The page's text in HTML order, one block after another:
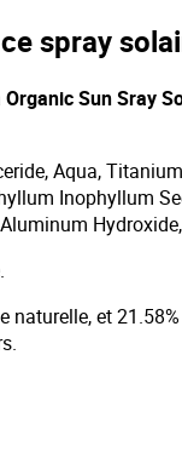
spray
Sun Sray
Aqua,
Inophyllum
naturelle, et